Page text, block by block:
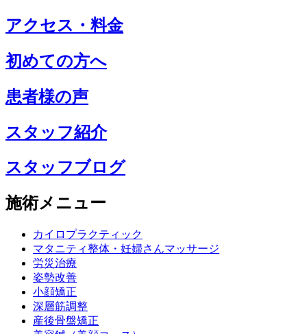
アクセス・料金
初めての方へ
患者様の声
スタッフ紹介
スタッフブログ
施術メニュー
カイロプラクティック
マタニティ整体・妊婦さんマッサージ
労災治療
姿勢改善
小顔矯正
深層筋調整
産後骨盤矯正